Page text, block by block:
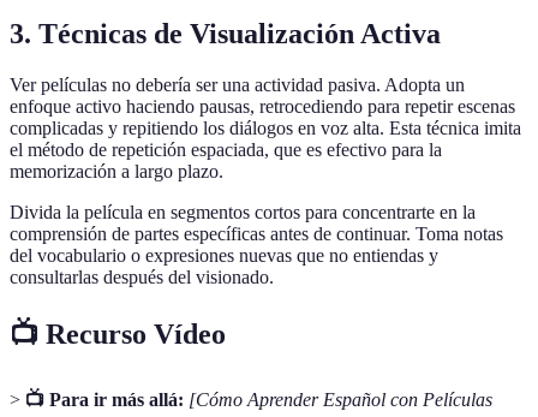
3. Técnicas de Visualización Activa
Ver películas no debería ser una actividad pasiva. Adopta un
enfoque activo haciendo pausas, retrocediendo para repetir escenas
complicadas y repitiendo los diálogos en voz alta. Esta técnica imita
el método de repetición espaciada, que es efectivo para la
memorización a largo plazo.
Divida la película en segmentos cortos para concentrarte en la
comprensión de partes específicas antes de continuar. Toma notas
del vocabulario o expresiones nuevas que no entiendas y
consultarlas después del visionado.
📺 Recurso Vídeo
> 📺 Para ir más allá: [Cómo Aprender Español con Películas